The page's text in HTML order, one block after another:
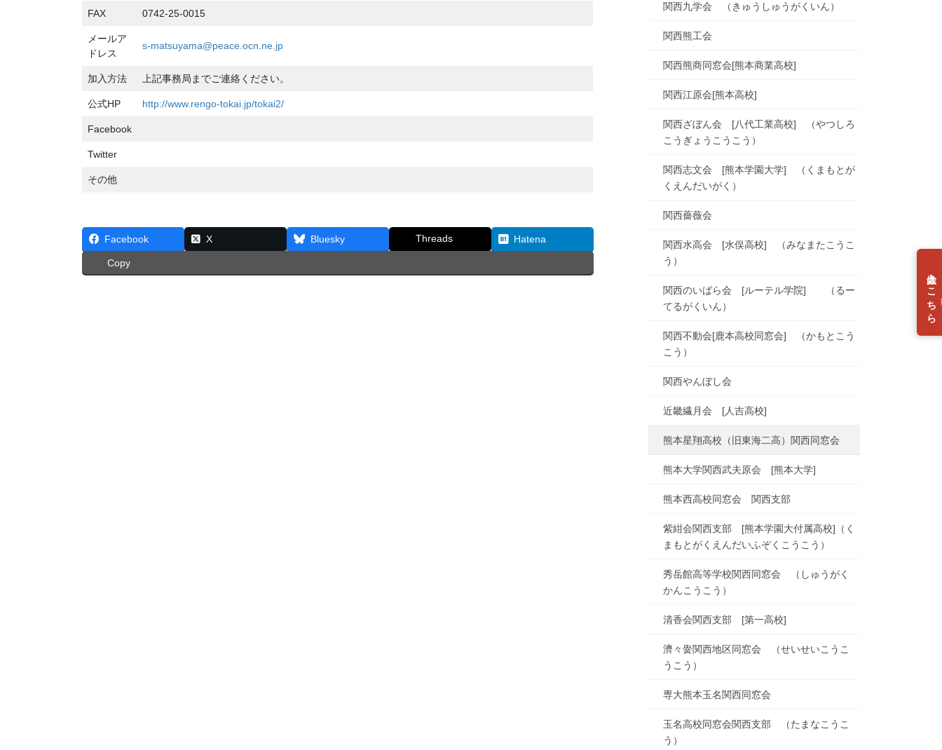
FAX 0742-25-0015
メールア
ドレス
s-matsuyama@peace.ocn.ne.jp
加入方法 上記事務局までご連絡ください。
公式HP http://www.rengo-tokai.jp/tokai2/
Facebook
Twitter
その他
Facebook X Bluesky Threads Hatena
Copy
関西九学会 （きゅうしゅうがくいん）
関西熊工会
関西熊商同窓会[熊本商業高校]
関西江原会[熊本高校]
関西ざぼん会 [八代工業高校] （やつしろ
こうぎょうこうこう）
関西志文会 [熊本学園大学] （くまもとが
くえんだいがく）
関西薔薇会
関西水高会 [水俣高校] （みなまたこうこ
う）
関西のいばら会 [ルーテル学院] （るー
てるがくいん）
関西不動会[鹿本高校同窓会] （かもとこう
こう）
関西やんぼし会
近畿繊月会 [人吉高校]
熊本星翔高校（旧東海二高）関西同窓会
熊本大学関西武夫原会 [熊本大学]
熊本西高校同窓会 関西支部
紫紺会関西支部 [熊本学園大付属高校]（く
まもとがくえんだいふぞくこうこう）
秀岳館高等学校関西同窓会 （しゅうがく
かんこうこう）
清香会関西支部 [第一高校]
濟々黌関西地区同窓会 （せいせいこうこ
うこう）
専大熊本玉名関西同窓会
玉名高校同窓会関西支部 （たまなこうこ
う）
入会はこちら